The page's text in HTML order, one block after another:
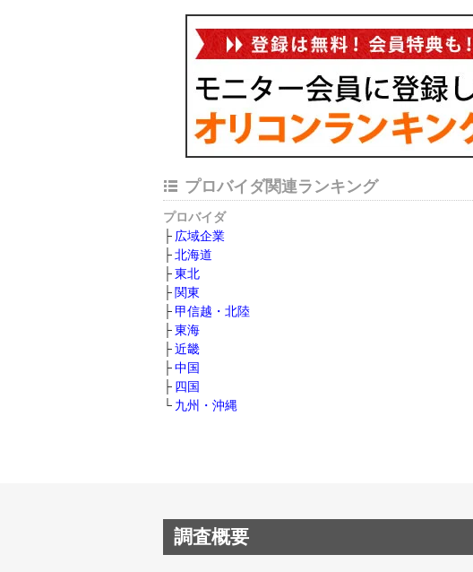
プロバイダ関連ランキング
プロバイダ
広域企業
北海道
東北
関東
甲信越・北陸
東海
近畿
中国
四国
九州・沖縄
調査概要